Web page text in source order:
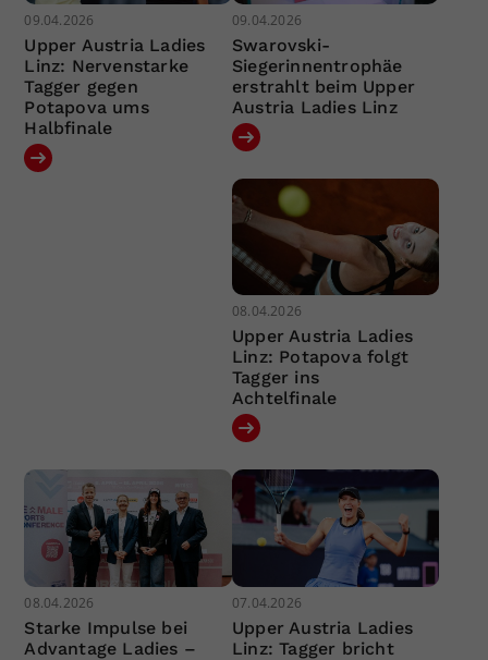
09.04.2026
Upper Austria Ladies
Linz: Nervenstarke
Tagger gegen
Potapova ums
Halbfinale
09.04.2026
Swarovski-
Siegerinnentrophäe
erstrahlt beim Upper
Austria Ladies Linz
08.04.2026
Upper Austria Ladies
Linz: Potapova folgt
Tagger ins
Achtelfinale
08.04.2026
Starke Impulse bei
Advantage Ladies –
07.04.2026
Upper Austria Ladies
Linz: Tagger bricht